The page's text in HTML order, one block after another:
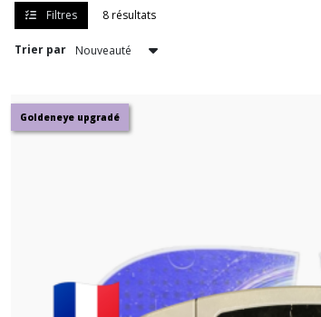
Filtres 8 résultats
Trier par
Goldeneye upgradé
64
64
(2)